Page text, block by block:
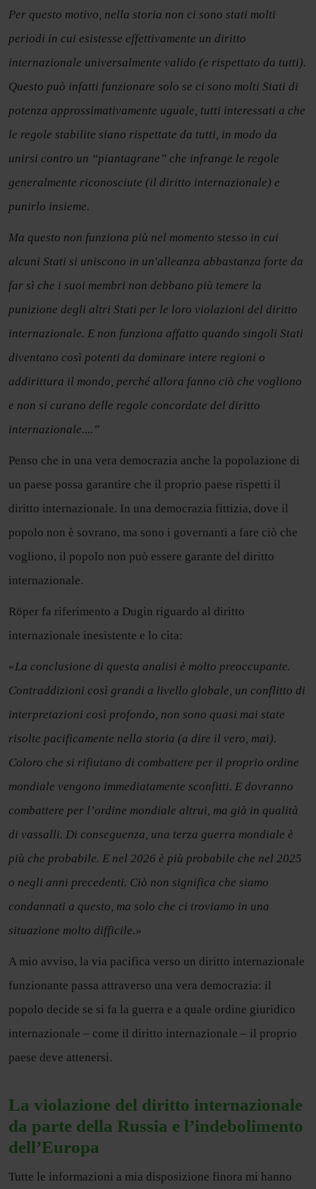
Per questo motivo, nella storia non ci sono stati molti
periodi in cui esistesse effettivamente un diritto
internazionale universalmente valido (e rispettato da tutti).
Questo può infatti funzionare solo se ci sono molti Stati di
potenza approssimativamente uguale, tutti interessati a che
le regole stabilite siano rispettate da tutti, in modo da
unirsi contro un “piantagrane” che infrange le regole
generalmente riconosciute (il diritto internazionale) e
punirlo insieme.
Ma questo non funziona più nel momento stesso in cui
alcuni Stati si uniscono in un'alleanza abbastanza forte da
far sì che i suoi membri non debbano più temere la
punizione degli altri Stati per le loro violazioni del diritto
internazionale. E non funziona affatto quando singoli Stati
diventano così potenti da dominare intere regioni o
addirittura il mondo, perché allora fanno ciò che vogliono
e non si curano delle regole concordate del diritto
internazionale....”
Penso che in una vera democrazia anche la popolazione di
un paese possa garantire che il proprio paese rispetti il
diritto internazionale. In una democrazia fittizia, dove il
popolo non è sovrano, ma sono i governanti a fare ciò che
vogliono, il popolo non può essere garante del diritto
internazionale.
Röper fa riferimento a Dugin riguardo al diritto
internazionale inesistente e lo cita:
«La conclusione di questa analisi è molto preoccupante.
Contraddizioni così grandi a livello globale, un conflitto di
interpretazioni così profondo, non sono quasi mai state
risolte pacificamente nella storia (a dire il vero, mai).
Coloro che si rifiutano di combattere per il proprio ordine
mondiale vengono immediatamente sconfitti. E dovranno
combattere per l’ordine mondiale altrui, ma già in qualità
di vassalli. Di conseguenza, una terza guerra mondiale è
più che probabile. E nel 2026 è più probabile che nel 2025
o negli anni precedenti. Ciò non significa che siamo
condannati a questo, ma solo che ci troviamo in una
situazione molto difficile.»
A mio avviso, la via pacifica verso un diritto internazionale
funzionante passa attraverso una vera democrazia: il
popolo decide se si fa la guerra e a quale ordine giuridico
internazionale – come il diritto internazionale – il proprio
paese deve attenersi.
La violazione del diritto internazionale
da parte della Russia e l’indebolimento
dell’Europa
Tutte le informazioni a mia disposizione finora mi hanno